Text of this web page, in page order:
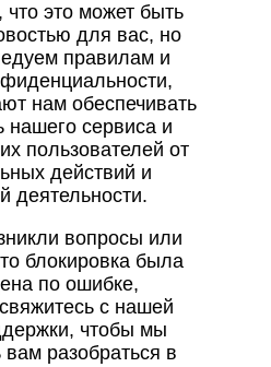
это может быть
для вас, но
правилам и
нам обеспечивать
нашего сервиса и
пользователей от
действий и
деятельности.
вопросы или
блокировка была
по ошибке,
с нашей
чтобы мы
разобраться в